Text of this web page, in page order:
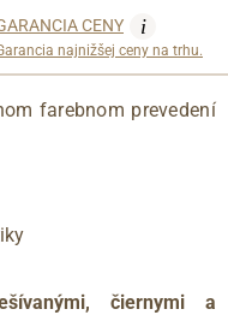
CENY i
najnižšej ceny na trhu.
farebnom prevedení
čiernymi a